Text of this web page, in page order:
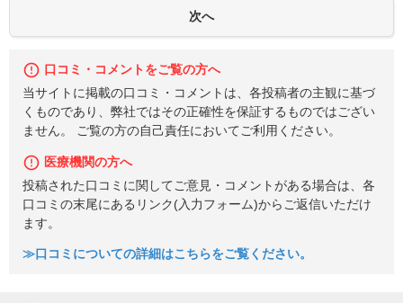
口コミ・コメントをご覧の方へ
当サイトに掲載の口コミ・コメントは、各投稿者の主観に基づ
くものであり、弊社ではその正確性を保証するものではござい
ません。 ご覧の方の自己責任においてご利用ください。
医療機関の方へ
投稿された口コミに関してご意見・コメントがある場合は、各
口コミの末尾にあるリンク(入力フォーム)からご返信いただけ
ます。
≫口コミについての詳細はこちらをご覧ください。